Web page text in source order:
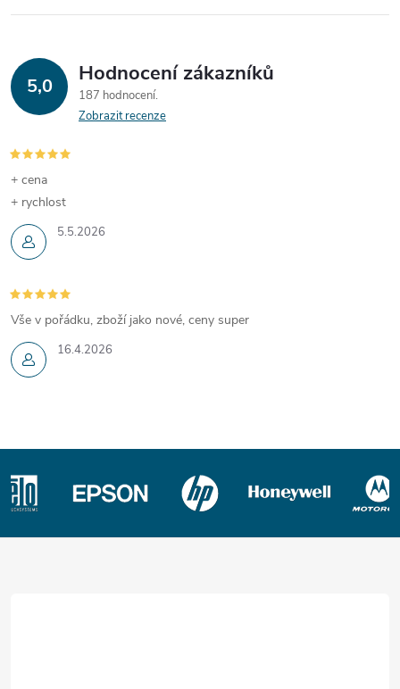
5,0 Hodnocení zákazníků
187 hodnocení
Zobrazit recenze
5.5.2026
+ cena
+ rychlost
16.4.2026
Vše v pořádku, zboží jako nové, ceny super
Z